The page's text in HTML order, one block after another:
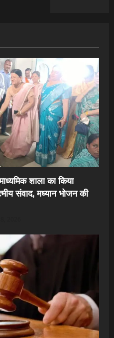
शाला का किया
संवाद, मध्यान भोजन की